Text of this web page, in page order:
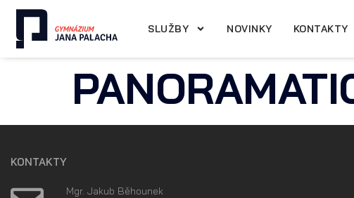
SLUŽBY NOVINKY KONTAKTY
KONTAKTY
Mgr. Jakub Běhounek